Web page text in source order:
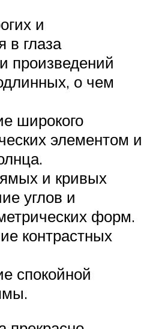
и
в глаза
произведений
о чем
широкого
элементом и
и кривых
углов и
форм.
контрастных
спокойной